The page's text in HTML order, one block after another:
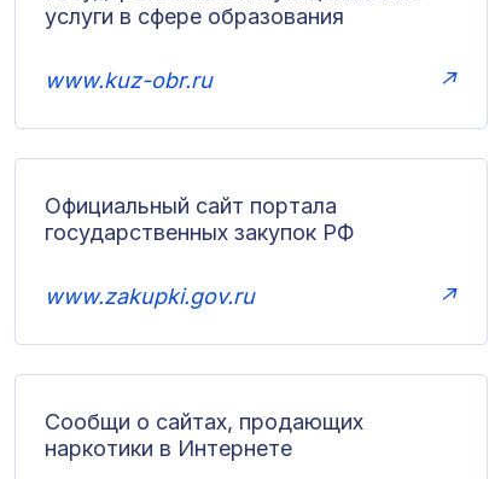
услуги в сфере образования
www.kuz-obr.ru ↗
Официальный сайт портала
государственных закупок РФ
www.zakupki.gov.ru ↗
Сообщи о сайтах, продающих
наркотики в Интернете